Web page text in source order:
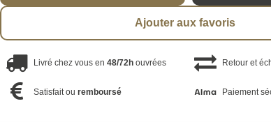
Ajouter aux favoris
Livré chez vous en48/72h ouvrées Retour et
Satisfait ouremboursé Paiement